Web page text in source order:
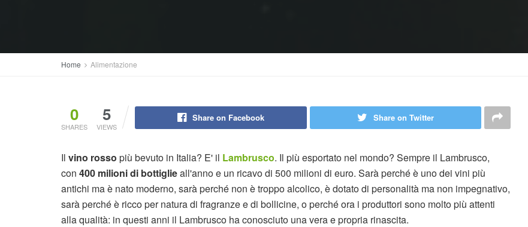
Home Alimentazione
0
SHARES
5
VIEWS
Share on Facebook Share on Twitter
Il vino rosso più bevuto in Italia? E' il Lambrusco. Il più esportato nel mondo? Sempre il Lambrusco,
con 400 milioni di bottiglieall'anno e un ricavo di 500 milioni di euro. Sarà perché è uno dei vini più
antichi ma è nato moderno, sarà perché non è troppo alcolico, è dotato di personalità ma non impegnativo,
sarà perché è ricco per natura di fragranze e di bollicine, o perché ora i produttori sono molto più attenti
alla qualità: in questi anni il Lambrusco ha conosciuto una vera e propria rinascita.